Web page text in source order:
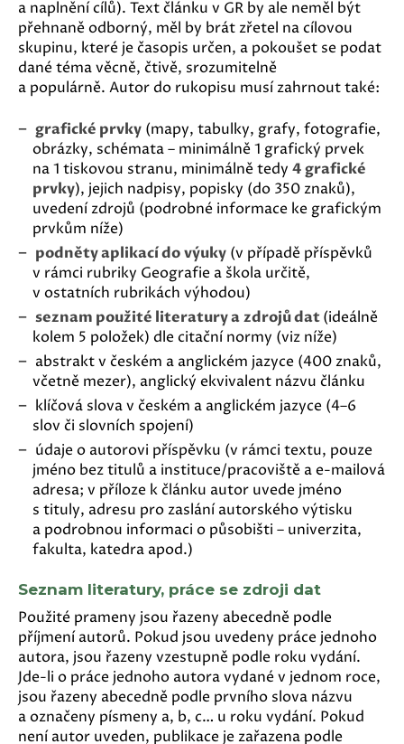
a naplnění cílů). Text článku v GR by ale neměl být
přehnaně odborný, měl by brát zřetel na cílovou
skupinu, které je časopis určen, a pokoušet se podat
dané téma věcně, čtivě, srozumitelně
a populárně. Autor do rukopisu musí zahrnout také:
grafické prvky (mapy, tabulky, grafy, fotografie,
obrázky, schémata – minimálně 1 grafický prvek
na 1 tiskovou stranu, minimálně tedy 4 grafické
prvky), jejich nadpisy, popisky (do 350 znaků),
uvedení zdrojů (podrobné informace ke grafickým
prvkům níže)
podněty aplikací do výuky (v případě příspěvků
v rámci rubriky Geografie a škola určitě,
v ostatních rubrikách výhodou)
seznam použité literatury a zdrojů dat(ideálně
kolem 5 položek) dle citační normy (viz níže)
abstrakt v českém a anglickém jazyce (400 znaků,
včetně mezer), anglický ekvivalent názvu článku
klíčová slova v českém a anglickém jazyce (4–6
slov či slovních spojení)
údaje o autorovi příspěvku (v rámci textu, pouze
jméno bez titulů a instituce/pracoviště a e-mailová
adresa; v příloze k článku autor uvede jméno
s tituly, adresu pro zaslání autorského výtisku
a podrobnou informaci o působišti – univerzita,
fakulta, katedra apod.)
Seznam literatury, práce se zdroji dat
Použité prameny jsou řazeny abecedně podle
příjmení autorů. Pokud jsou uvedeny práce jednoho
autora, jsou řazeny vzestupně podle roku vydání.
Jde-li o práce jednoho autora vydané v jednom roce,
jsou řazeny abecedně podle prvního slova názvu
a označeny písmeny a, b, c… u roku vydání. Pokud
není autor uveden, publikace je zařazena podle